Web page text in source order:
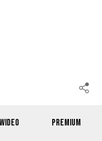
Wideo Premium